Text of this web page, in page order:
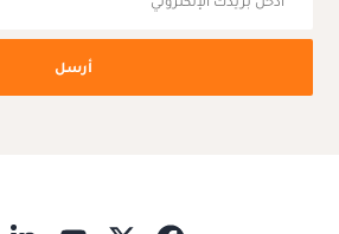
أرسل